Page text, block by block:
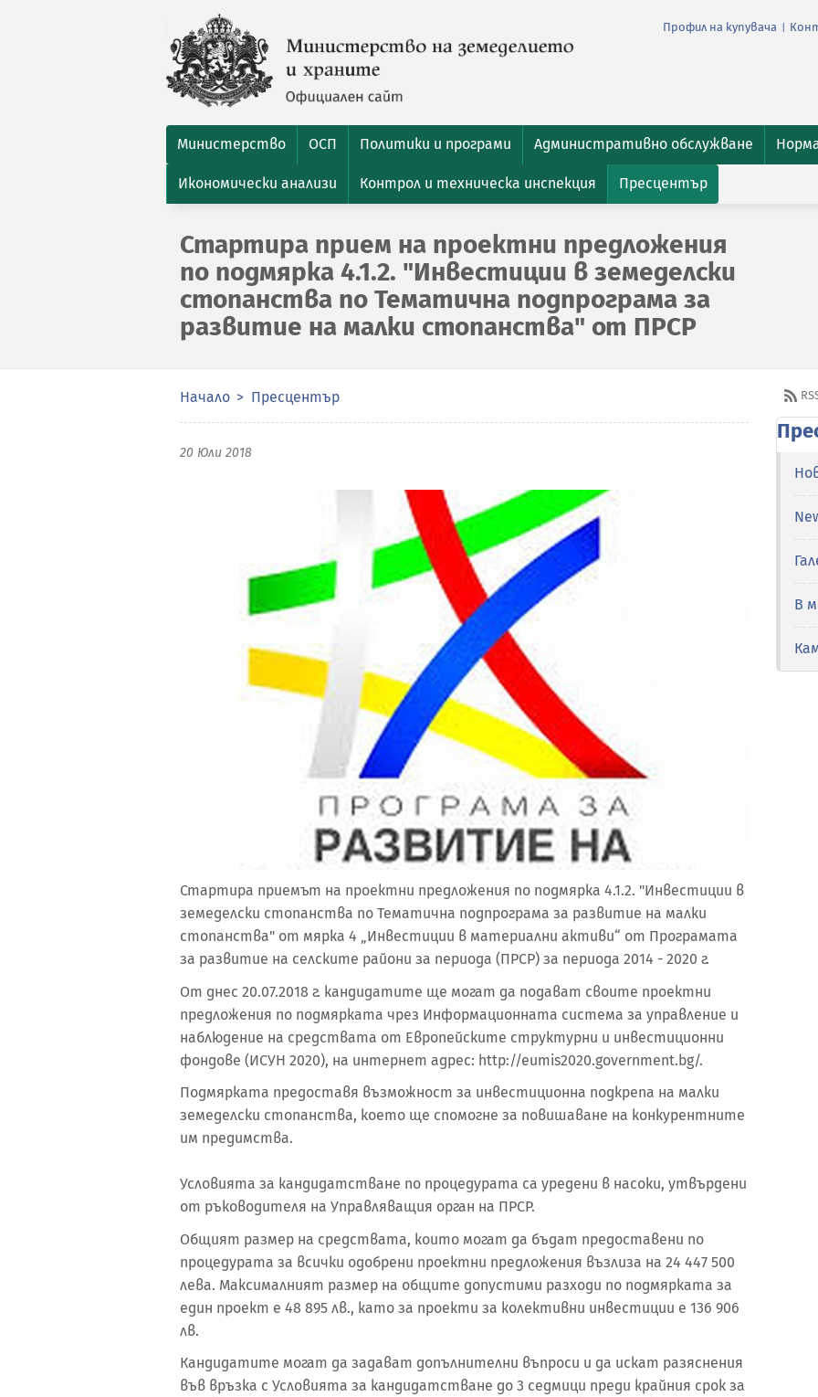
Профил на купувача
Министерство ОСП Политики и програми Административно обслужване
Икономически анализи Контрол и техническа инспекция Пресцентър
Стартира прием на проектни предложения
по подмярка 4.1.2. "Инвестиции в земеделски
стопанства по Тематична подпрограма за
развитие на малки стопанства" от ПРСР
Начало Пресцентър
20 Юли 2018
Стартира приемът на проектни предложения по подмярка 4.1.2. "Инвестиции в
земеделски стопанства по Тематична подпрограма за развитие на малки
стопанства" от мярка 4 „Инвестиции в материални активи“ от Програмата
за развитие на селските райони за периода (ПРСР) за периода 2014 - 2020 г.
От днес 20.07.2018 г. кандидатите ще могат да подават своите проектни
предложения по подмярката чрез Информационната система за управление и
наблюдение на средствата от Европейските структурни и инвестиционни
фондове (ИСУН 2020), на интернет адрес: http://eumis2020.government.bg/.
Подмярката предоставя възможност за инвестиционна подкрепа на малки
земеделски стопанства, което ще спомогне за повишаване на конкурентните
им предимства.
Условията за кандидатстване по процедурата са уредени в насоки, утвърдени
от ръководителя на Управляващия орган на ПРСР.
Общият размер на средствата, които могат да бъдат предоставени по
процедурата за всички одобрени проектни предложения възлиза на 24 447 500
лева. Максималният размер на общите допустими разходи по подмярката за
един проект е 48 895 лв., като за проекти за колективни инвестиции е 136 906
лв.
Кандидатите могат да задават допълнителни въпроси и да искат разяснения
във връзка с Условията за кандидатстване до 3 седмици преди крайния срок за
В